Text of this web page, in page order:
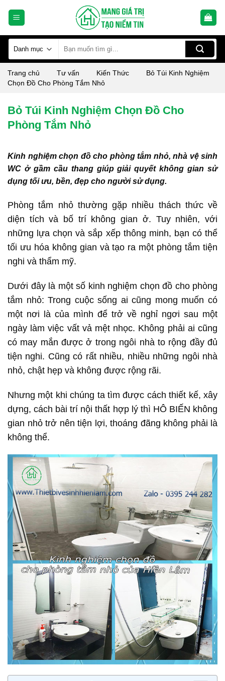
kiếm:
Trang chủ Tư vấn Kiến Thức
Bỏ Túi Kinh Nghiệm
Chọn Đồ Cho Phòng Tắm Nhỏ
Bỏ Túi Kinh Nghiệm Chọn Đồ Cho
Phòng Tắm Nhỏ
Kinh nghiệm chọn đồ cho phòng tắm nhỏ, nhà vệ sinh
WC ở gầm cầu thang giúp giải quyết không gian sử
dụng tối ưu, bền, đẹp cho người sử dụng.
Phòng tắm nhỏ thường gặp nhiều thách thức về
diện tích và bố trí không gian ở. Tuy nhiên, với
những lựa chọn và sắp xếp thông minh, bạn có thể
tối ưu hóa không gian và tạo ra một phòng tắm tiện
nghi và thẩm mỹ.
Dưới đây là một số kinh nghiệm chọn đồ cho phòng
tắm nhỏ: Trong cuộc sống ai cũng mong muốn có
một nơi là của mình để trở về nghỉ ngơi sau một
ngày làm việc vất vả mệt nhọc. Không phải ai cũng
có may mắn được ở trong ngôi nhà to rộng đầy đủ
tiện nghi. Cũng có rất nhiều, nhiều những ngôi nhà
nhỏ, chật hẹp và không được rộng rãi.
Nhưng một khi chúng ta tìm được cách thiết kế, xây
dựng, cách bài trí nội thất hợp lý thì HÔ BIẾN không
gian nhỏ trở nên tiện lợi, thoáng đãng không phải là
không thể.